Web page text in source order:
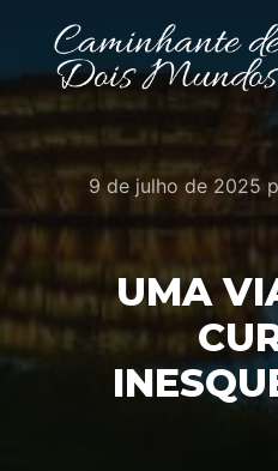
9 de julho de 2025
UMA